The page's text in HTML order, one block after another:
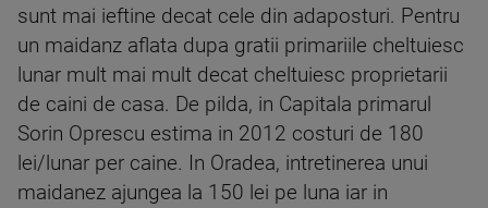
sunt mai ieftine decat cele din adaposturi. Pentru
un maidanz aflata dupa gratii primariile cheltuiesc
lunar mult mai mult decat cheltuiesc proprietarii
de caini de casa. De pilda, in Capitala primarul
Sorin Oprescu estima in 2012 costuri de 180
lei/lunar per caine. In Oradea, intretinerea unui
maidanez ajungea la 150 lei pe luna iar in